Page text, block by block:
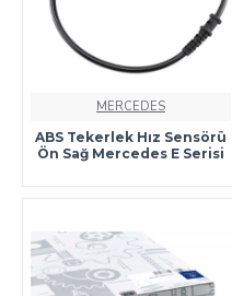
MERCEDES
ABS Tekerlek Hız Sensörü
Ön Sağ Mercedes E Serisi